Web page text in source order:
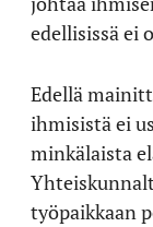
edellisissä ei
Edellä
ihmisistä ei
minkälaista
työpaikkaan